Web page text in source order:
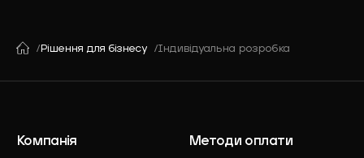
Рішення для бізнесу Індивідуальна розробка
Компанія Методи оплати